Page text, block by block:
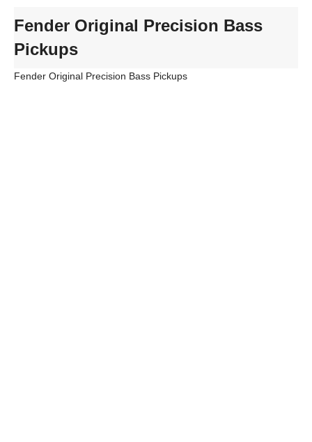
Fender Original Precision Bass
Pickups
Fender Original Precision Bass Pickups